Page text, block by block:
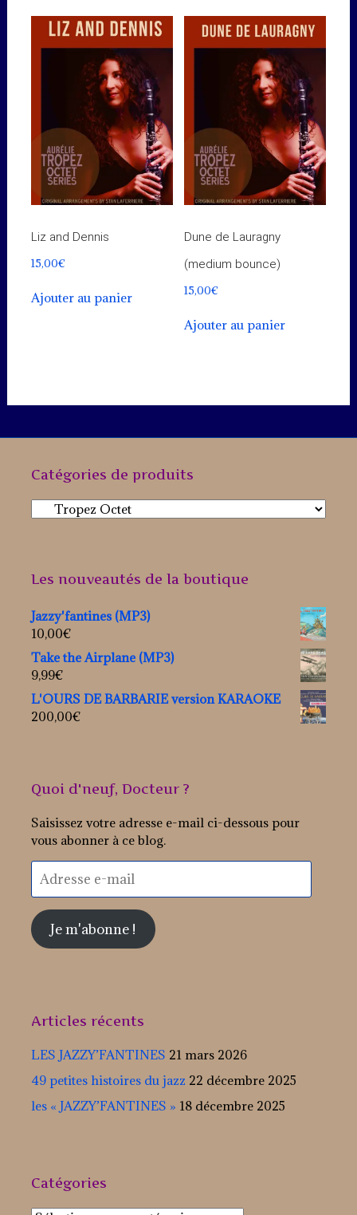
Liz and Dennis
15,00€
Ajouter au panier
Dune de Lauragny
(medium bounce)
15,00€
Ajouter au panier
Catégories de produits
Les nouveautés de la boutique
Jazzy'fantines (MP3)
10,00€
Take the Airplane (MP3)
9,99€
L'OURS DE BARBARIE version KARAOKE
200,00€
Quoi d'neuf, Docteur ?
Saisissez votre adresse e-mail ci-dessous pour
vous abonner à ce blog.
Adresse
e-
Je m'abonne !
Articles récents
LES JAZZY’FANTINES 21 mars 2026
49 petites histoires du jazz 22 décembre 2025
les « JAZZY’FANTINES » 18 décembre 2025
Catégories